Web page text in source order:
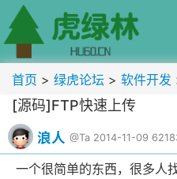
首页 > 绿虎论坛 > 软件开发
[源码]FTP快速上传
浪人 @Ta 2014-11-09
一个很简单的东西，很多人